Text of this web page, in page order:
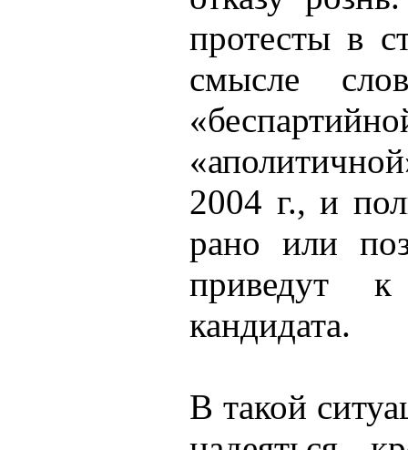
протесты в
смысле
2004 г., и
рано или
приведут к
кандидата.
В такой